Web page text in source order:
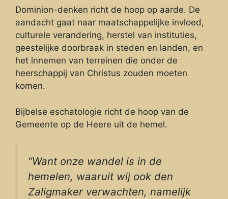
Dominion-denken richt de hoop op aarde. De
aandacht gaat naar maatschappelijke invloed,
culturele verandering, herstel van instituties,
geestelijke doorbraak in steden en landen, en
het innemen van terreinen die onder de
heerschappij van Christus zouden moeten
komen.
Bijbelse eschatologie richt de hoop van de
Gemeente op de Heere uit de hemel.
“Want onze wandel is in de
hemelen, waaruit wij ook den
Zaligmaker verwachten, namelijk